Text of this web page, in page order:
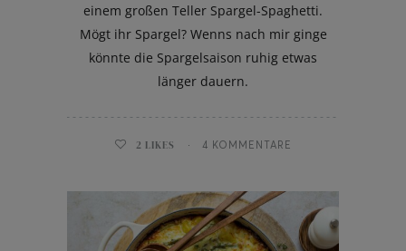
einem großen Teller Spargel-Spaghetti.
Mögt ihr Spargel? Wenns nach mir ginge
könnte die Spargelsaison ruhig etwas
länger dauern.
2 LIKES 4 KOMMENTARE